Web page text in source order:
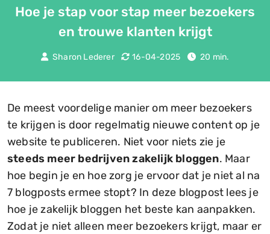
Hoe je stap voor stap meer bezoekers
en trouwe klanten krijgt
Sharon Lederer 16-04-2025 20 min.
De meest voordelige manier om meer bezoekers
te krijgen is door regelmatig nieuwe content op je
website te publiceren. Niet voor niets zie je
steeds meer bedrijven zakelijk bloggen. Maar
hoe begin je en hoe zorg je ervoor dat je niet al na
7 blogposts ermee stopt? In deze blogpost lees je
hoe je zakelijk bloggen het beste kan aanpakken.
Zodat je niet alleen meer bezoekers krijgt, maar er